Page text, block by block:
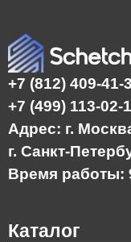
+7 (812) 409-41-
+7 (499) 113-02-
Адрес: г.
г. Санкт-
Время работы:
Каталог